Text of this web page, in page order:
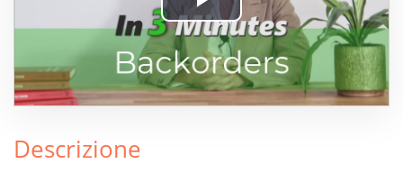
Play
Video
Descrizione